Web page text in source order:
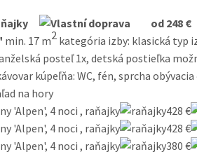
od 248 €
min. 17 m2 kategória izby: klasická typ
posteľ 1x, detská postieľka
kúpeľňa: WC, fén, sprcha obývacia
na hory
'Alpen', 4 noci , raňajky 428 €
'Alpen', 4 noci , raňajky 428 €
'Alpen', 4 noci , raňajky 380 €